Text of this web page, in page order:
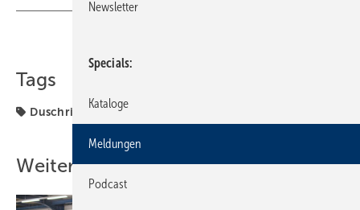
Tags
Duschrinne Konfigurator
Weitere Inhalte
Newsletter
Specials
Kataloge
Meldungen
Podcast